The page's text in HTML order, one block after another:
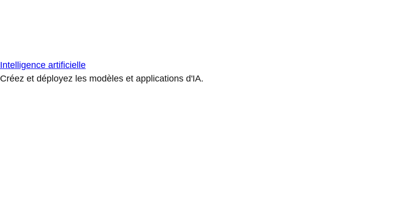
Intelligence artificielle
Créez et déployez les modèles et applications d'IA.